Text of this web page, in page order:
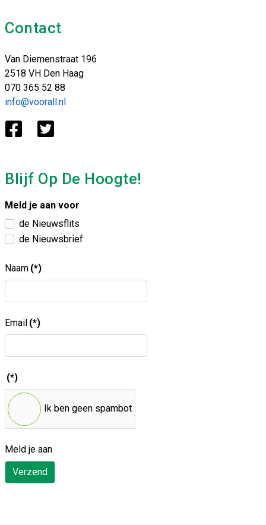
Contact
Van Diemenstraat 196
2518 VH Den Haag
070 365 52 88
info@voorall.nl
Blijf Op De Hoogte!
Meld je aan voor
de Nieuwsflits
de Nieuwsbrief
Naam (*)
Email (*)
(*)
Ik ben geen spambot
Meld je aan
Verzend